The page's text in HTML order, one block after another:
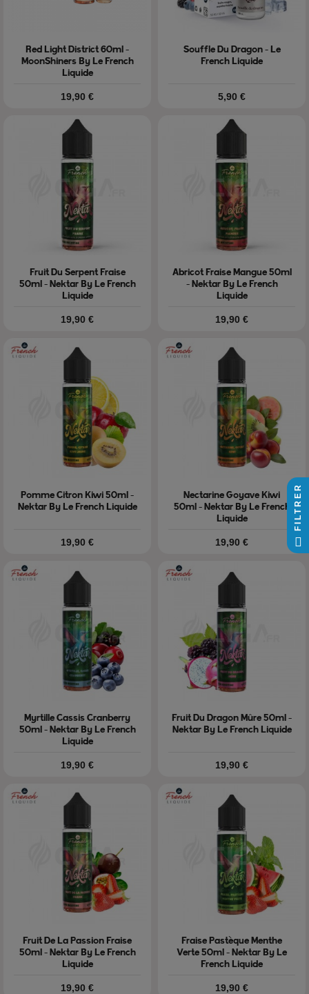
Red Light District 60ml -
MoonShiners By Le French
Liquide
Prix
19,90 €
Souffle Du Dragon - Le
French Liquide
Prix
5,90 €
Fruit Du Serpent Fraise
50ml - Nektar By Le French
Liquide
Prix
19,90 €
Abricot Fraise Mangue 50ml
- Nektar By Le French
Liquide
Prix
19,90 €
Pomme Citron Kiwi 50ml -
Nektar By Le French Liquide
Prix
19,90 €
Nectarine Goyave Kiwi
50ml - Nektar By Le French
Liquide
Prix
19,90 €
Myrtille Cassis Cranberry
50ml - Nektar By Le French
Liquide
Prix
19,90 €
Fruit Du Dragon Mûre 50ml -
Nektar By Le French Liquide
Prix
19,90 €
Fruit De La Passion Fraise
50ml - Nektar By Le French
Liquide
Prix
19,90 €
Fraise Pastèque Menthe
Verte 50ml - Nektar By Le
French Liquide
Prix
19,90 €
FILTRER